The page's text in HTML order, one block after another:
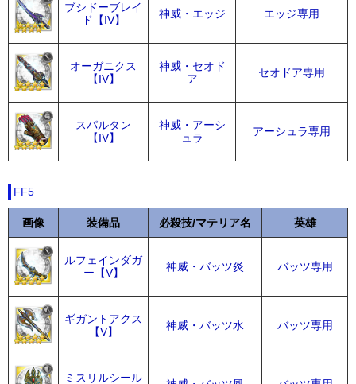
ブシドーブレイ
ド【IV】
神威・エッジ エッジ専用
オーガニクス
【IV】
神威・セオド
ア
セオドア専用
スパルタン
【IV】
神威・アーシ
ュラ
アーシュラ専用
FF5
画像 装備品 必殺技/マテリア名 英雄
ルフェインダガ
ー【V】
神威・バッツ炎 バッツ専用
ギガントアクス
【V】
神威・バッツ水 バッツ専用
ミスリルシール